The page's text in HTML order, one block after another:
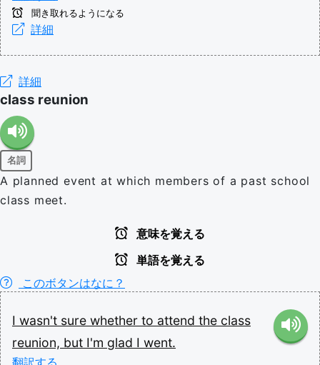
聞き取れるようになる
詳細
詳細
class reunion
名詞
A planned event at which members of a past school
class meet.
意味を覚える
単語を覚える
このボタンはなに？
I wasn't sure whether to attend the class
reunion, but I'm glad I went.
翻訳する